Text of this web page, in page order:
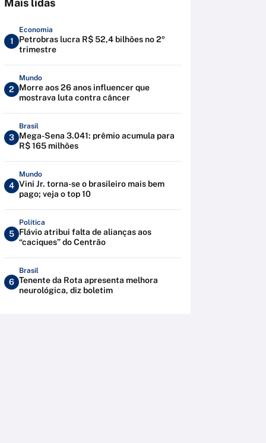
Mais lidas
1
Economia
Petrobras lucra R$ 52,4 bilhões no 2º
trimestre
2
Mundo
Morre aos 26 anos influencer que
mostrava luta contra câncer
3
Brasil
Mega-Sena 3.041: prêmio acumula para
R$ 165 milhões
4
Mundo
Vini Jr. torna-se o brasileiro mais bem
pago; veja o top 10
5
Política
Flávio atribui falta de alianças aos
“caciques” do Centrão
6
Brasil
Tenente da Rota apresenta melhora
neurológica, diz boletim